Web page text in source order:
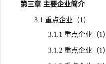
第三章 主要企业简介
3.1 重点企业（1）
3.1.1 重点企业（1）公
3.1.2 重点企业（1）